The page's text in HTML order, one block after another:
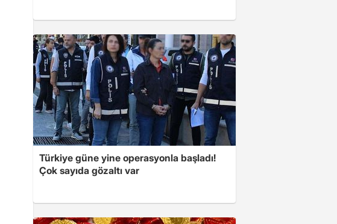
Türkiye güne yine operasyonla başladı!
Çok sayıda gözaltı var